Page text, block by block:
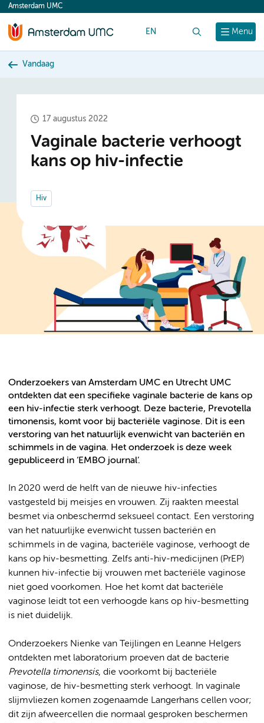
content
Menu
Amsterdam UMC
EN
Vandaag
17 augustus 2022
Vaginale bacterie verhoogt
kans op hiv-infectie
Hiv
Onderzoekers van Amsterdam UMC en Utrecht UMC
ontdekten dat een specifieke vaginale bacterie de kans op
een hiv-infectie sterk verhoogt. Deze bacterie, Prevotella
timonensis, komt voor bij bacteriële vaginose. Dit is een
verstoring van het natuurlijk evenwicht van bacteriën en
schimmels in de vagina. Het onderzoek is deze week
gepubliceerd in ‘EMBO journal’.
In 2020 werd de helft van de nieuwe hiv-infecties
vastgesteld bij meisjes en vrouwen. Zij raakten meestal
besmet via onbeschermd seksueel contact. Een verstoring
van het natuurlijke evenwicht tussen bacteriën en
schimmels in de vagina, bacteriële vaginose, verhoogt de
kans op hiv-besmetting. Zelfs anti-hiv-medicijnen (PrEP)
kunnen hiv-infectie bij vrouwen met bacteriële vaginose
niet goed voorkomen. Hoe het komt dat bacteriële
vaginose leidt tot een verhoogde kans op hiv-besmetting
is niet duidelijk.
Onderzoekers Nienke van Teijlingen en Leanne Helgers
ontdekten met laboratorium proeven dat de bacterie
Prevotella timonensis, die voorkomt bij bacteriële
vaginose, de hiv-besmetting sterk verhoogt. In vaginale
slijmvliezen komen zogenaamde Langerhans cellen voor;
dit zijn afweercellen die normaal gesproken beschermen